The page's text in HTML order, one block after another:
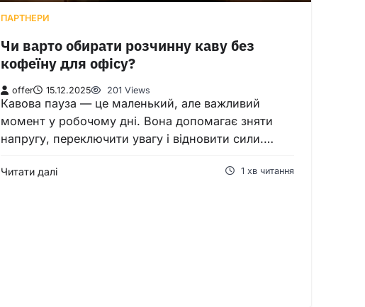
ПАРТНЕРИ
Чи варто обирати розчинну каву без
кофеїну для офісу?
offer 15.12.2025 201 Views
Кавова пауза — це маленький, але важливий
момент у робочому дні. Вона допомагає зняти
напругу, переключити увагу і відновити сили.…
Читати далі 1 хв читання